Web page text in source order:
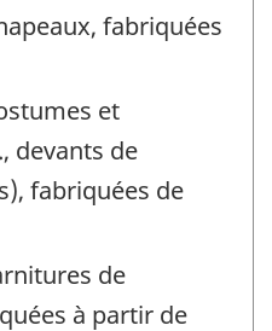
fabriquées
et
devants de
fabriquées de
de
à partir de